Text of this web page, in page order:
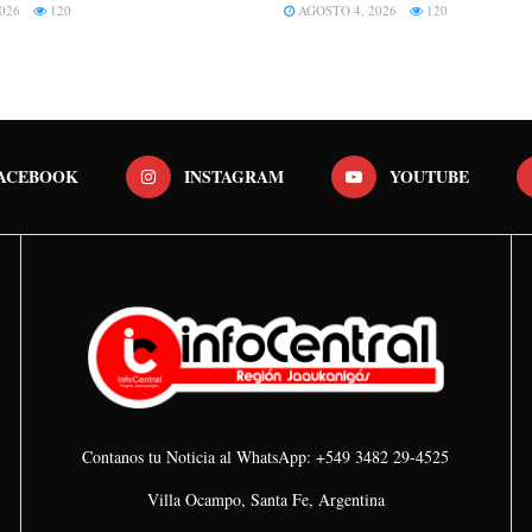
120 AGOSTO 4, 2026 120
INSTAGRAM YOUTUBE
Contanos tu Noticia al WhatsApp: +549 3482 29-4525
Villa Ocampo, Santa Fe, Argentina